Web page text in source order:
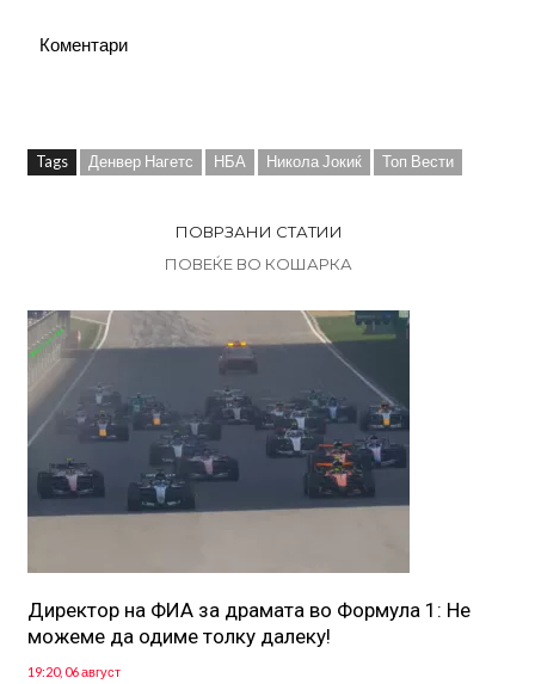
Коментари
Tags Денвер Нагетс НБА Никола Јокиќ Топ Вести
ПОВРЗАНИ СТАТИИ
ПОВЕЌЕ ВО КОШАРКА
Директор на ФИА за драмата во Формула 1: Не
можеме да одиме толку далеку!
19:20, 06 август